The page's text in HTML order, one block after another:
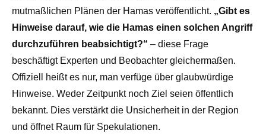
mutmaßlichen Plänen der Hamas veröffentlicht. „Gibt es
Hinweise darauf, wie die Hamas einen solchen Angriff
durchzuführen beabsichtigt?“ – diese Frage
beschäftigt Experten und Beobachter gleichermaßen.
Offiziell heißt es nur, man verfüge über glaubwürdige
Hinweise. Weder Zeitpunkt noch Ziel seien öffentlich
bekannt. Dies verstärkt die Unsicherheit in der Region
und öffnet Raum für Spekulationen.